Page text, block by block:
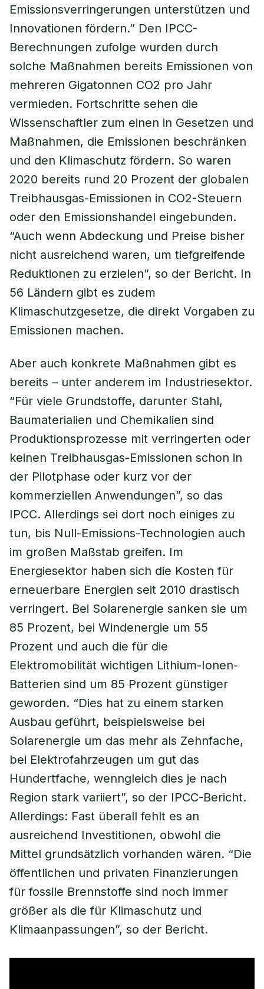
Emissionsverringerungen unterstützen und
Innovationen fördern.” Den IPCC-
Berechnungen zufolge wurden durch
solche Maßnahmen bereits Emissionen von
mehreren Gigatonnen CO2 pro Jahr
vermieden. Fortschritte sehen die
Wissenschaftler zum einen in Gesetzen und
Maßnahmen, die Emissionen beschränken
und den Klimaschutz fördern. So waren
2020 bereits rund 20 Prozent der globalen
Treibhausgas-Emissionen in CO2-Steuern
oder den Emissionshandel eingebunden.
“Auch wenn Abdeckung und Preise bisher
nicht ausreichend waren, um tiefgreifende
Reduktionen zu erzielen”, so der Bericht. In
56 Ländern gibt es zudem
Klimaschutzgesetze, die direkt Vorgaben zu
Emissionen machen.
Aber auch konkrete Maßnahmen gibt es
bereits – unter anderem im Industriesektor.
“Für viele Grundstoffe, darunter Stahl,
Baumaterialien und Chemikalien sind
Produktionsprozesse mit verringerten oder
keinen Treibhausgas-Emissionen schon in
der Pilotphase oder kurz vor der
kommerziellen Anwendungen”, so das
IPCC. Allerdings sei dort noch einiges zu
tun, bis Null-Emissions-Technologien auch
im großen Maßstab greifen. Im
Energiesektor haben sich die Kosten für
erneuerbare Energien seit 2010 drastisch
verringert. Bei Solarenergie sanken sie um
85 Prozent, bei Windenergie um 55
Prozent und auch die für die
Elektromobilität wichtigen Lithium-Ionen-
Batterien sind um 85 Prozent günstiger
geworden. “Dies hat zu einem starken
Ausbau geführt, beispielsweise bei
Solarenergie um das mehr als Zehnfache,
bei Elektrofahrzeugen um gut das
Hundertfache, wenngleich dies je nach
Region stark variiert”, so der IPCC-Bericht.
Allerdings: Fast überall fehlt es an
ausreichend Investitionen, obwohl die
Mittel grundsätzlich vorhanden wären. “Die
öffentlichen und privaten Finanzierungen
für fossile Brennstoffe sind noch immer
größer als die für Klimaschutz und
Klimaanpassungen”, so der Bericht.